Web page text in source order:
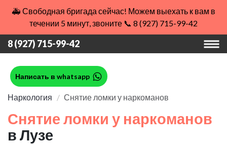
🚑 Свободная бригада сейчас! Можем выехать к вам в
течении 5 минут, звоните 📞 8 (927) 715-99-42
8 (927) 715-99-42
Написать в whatsapp
Наркология Снятие ломки у наркоманов
Снятие ломки у наркоманов
в Лузе